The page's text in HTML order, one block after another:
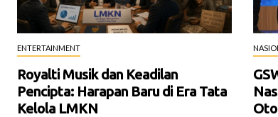
ENTERTAINMENT
Royalti Musik dan Keadilan
Pencipta: Harapan Baru di Era Tata
Kelola LMKN